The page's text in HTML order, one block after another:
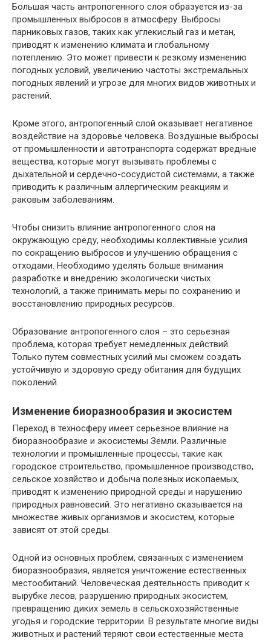
Большая часть антропогенного слоя образуется из-за
промышленных выбросов в атмосферу. Выбросы
парниковых газов, таких как углекислый газ и метан,
приводят к изменению климата и глобальному
потеплению. Это может привести к резкому изменению
погодных условий, увеличению частоты экстремальных
погодных явлений и угрозе для многих видов животных и
растений.
Кроме этого, антропогенный слой оказывает негативное
воздействие на здоровье человека. Воздушные выбросы
от промышленности и автотранспорта содержат вредные
вещества, которые могут вызывать проблемы с
дыхательной и сердечно-сосудистой системами, а также
приводить к различным аллергическим реакциям и
раковым заболеваниям.
Чтобы снизить влияние антропогенного слоя на
окружающую среду, необходимы коллективные усилия
по сокращению выбросов и улучшению обращения с
отходами. Необходимо уделять больше внимания
разработке и внедрению экологически чистых
технологий, а также принимать меры по сохранению и
восстановлению природных ресурсов.
Образование антропогенного слоя – это серьезная
проблема, которая требует немедленных действий.
Только путем совместных усилий мы сможем создать
устойчивую и здоровую среду обитания для будущих
поколений.
Изменение биоразнообразия и экосистем
Переход в техносферу имеет серьезное влияние на
биоразнообразие и экосистемы Земли. Различные
технологии и промышленные процессы, такие как
городское строительство, промышленное производство,
сельское хозяйство и добыча полезных ископаемых,
приводят к изменению природной среды и нарушению
природных равновесий. Это негативно сказывается на
множестве живых организмов и экосистем, которые
зависят от этой среды.
Одной из основных проблем, связанных с изменением
биоразнообразия, является уничтожение естественных
местообитаний. Человеческая деятельность приводит к
вырубке лесов, разрушению природных экосистем,
превращению диких земель в сельскохозяйственные
угодья и городские территории. В результате многие виды
животных и растений теряют свои естественные места